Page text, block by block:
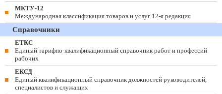
МКТУ-12
Международная классификация товаров и услуг 12-я редакция
Справочники
ЕТКС
Единый тарифно-квалификационный справочник работ и профессий
рабочих
ЕКСД
Единый квалификационный справочник должностей руководителей,
специалистов и служащих